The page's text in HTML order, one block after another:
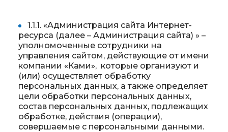
1.1.1. «Администрация сайта Интернет-
ресурса (далее – Администрация сайта) » –
уполномоченные сотрудники на
управления сайтом, действующие от имени
компании «Ками», которые организуют и
(или) осуществляет обработку
персональных данных, а также определяет
цели обработки персональных данных,
состав персональных данных, подлежащих
обработке, действия (операции),
совершаемые с персональными данными.